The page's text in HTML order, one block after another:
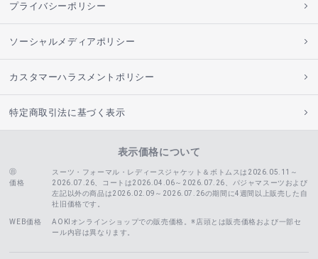
プライバシーポリシー
ソーシャルメディアポリシー
カスタマーハラスメントポリシー
特定商取引法に基づく表示
表示価格について
価格
スーツ・フォーマル・レディースジャケット＆ボトムスは2026.05.11～
2026.07.26、コートは2026.04.06～2026.07.26、
パジャマスーツおよび
左記以外の商品は2026.02.09～2026.07.26の期間に4週間以上販売した自
社旧価格です。
WEB価格
AOKIオンラインショップでの販売価格。※店頭とは販売価格および一部セ
ール内容は異なります。